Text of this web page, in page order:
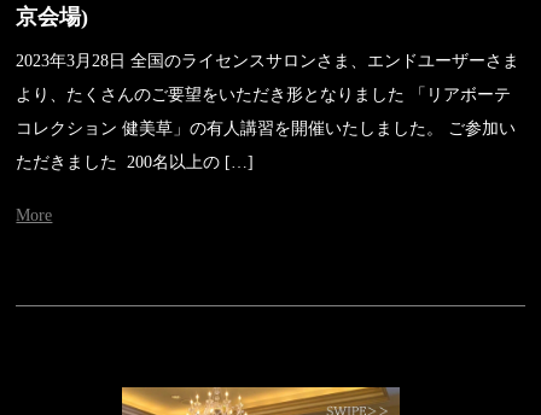
京会場)
2023年3月28日 全国のライセンスサロンさま、エンドユーザーさま
より、たくさんのご要望をいただき形となりました 「リアボーテ
コレクション 健美草」の有人講習を開催いたしました。 ご参加い
ただきました 200名以上の […]
More